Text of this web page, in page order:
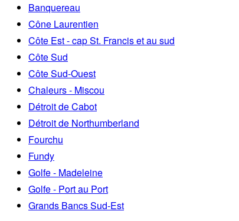
Banquereau
Cône Laurentien
Côte Est - cap St. Francis et au sud
Côte Sud
Côte Sud-Ouest
Chaleurs - Miscou
Détroit de Cabot
Détroit de Northumberland
Fourchu
Fundy
Golfe - Madeleine
Golfe - Port au Port
Grands Bancs Sud-Est